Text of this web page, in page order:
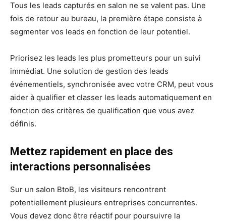
Tous les leads capturés en salon ne se valent pas. Une
fois de retour au bureau, la première étape consiste à
segmenter vos leads en fonction de leur potentiel.
Priorisez les leads les plus prometteurs pour un suivi
immédiat. Une solution de gestion des leads
événementiels, synchronisée avec votre CRM, peut vous
aider à qualifier et classer les leads automatiquement en
fonction des critères de qualification que vous avez
définis.
Mettez rapidement en place des
interactions personnalisées
Sur un salon BtoB, les visiteurs rencontrent
potentiellement plusieurs entreprises concurrentes.
Vous devez donc être réactif pour poursuivre la